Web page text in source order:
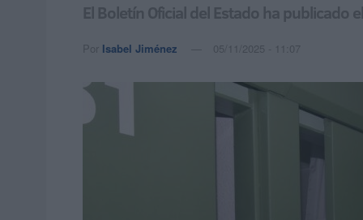
El Boletín Oficial del Estado ha
Por Isabel Jiménez 05/11/2025 - 11:07